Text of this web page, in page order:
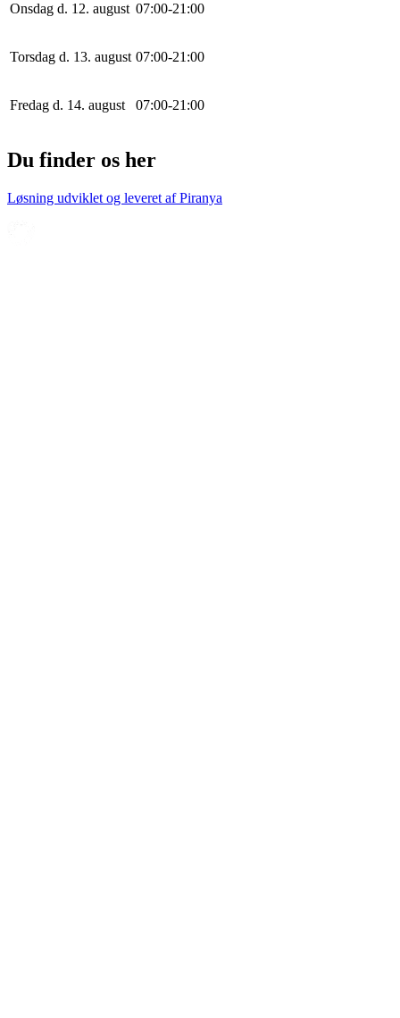
Onsdag d. 12. august 07:00-21:00
Torsdag d. 13. august 07:00-21:00
Fredag d. 14. august 07:00-21:00
Du finder os her
Løsning udviklet og leveret afPiranya